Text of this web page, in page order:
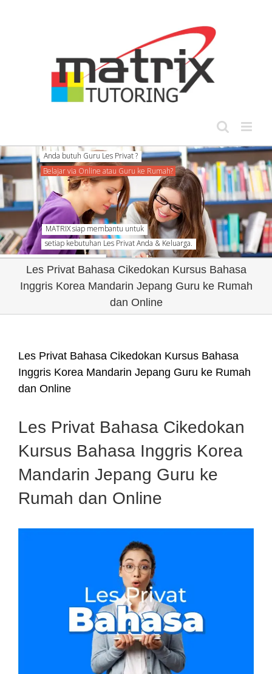
Anda butuh Guru Les Privat ?
Belajar via Online atau Guru ke Rumah?
MATRIX siap membantu untuk
setiap kebutuhan Les Privat Anda & Keluarga.
Les Privat Bahasa Cikedokan Kursus Bahasa
Inggris Korea Mandarin Jepang Guru ke Rumah
dan Online
Les Privat Bahasa Cikedokan Kursus Bahasa
Inggris Korea Mandarin Jepang Guru ke Rumah
dan Online
Les Privat Bahasa Cikedokan
Kursus Bahasa Inggris Korea
Mandarin Jepang Guru ke
Rumah dan Online